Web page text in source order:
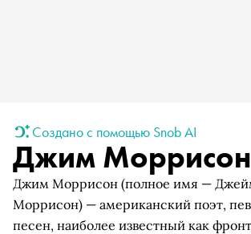
Создано с помощью Snob AI
Джим Моррисон
Джим Моррисон (полное имя —
Моррисон) — американский поэт,
песен, наиболее известный как